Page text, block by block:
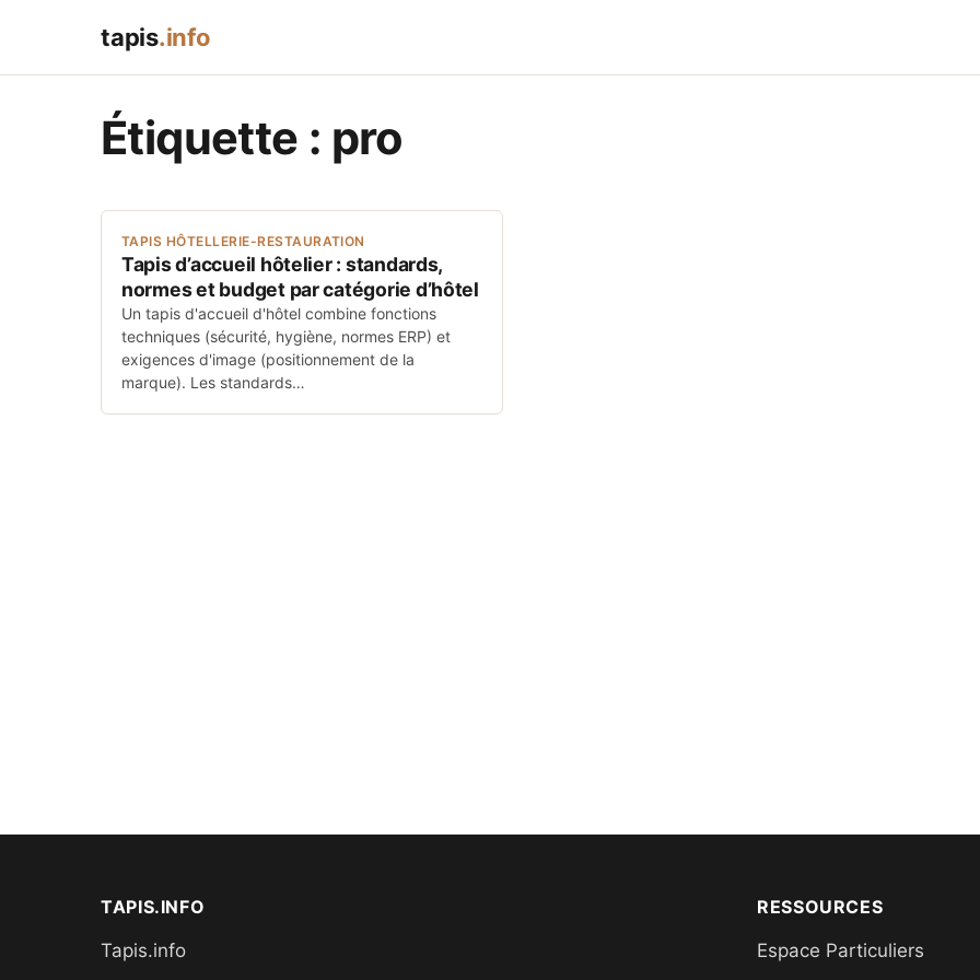
tapis.info
Étiquette : pro
TAPIS HÔTELLERIE-RESTAURATION
Tapis d’accueil hôtelier : standards,
normes et budget par catégorie d’hôtel
Un tapis d'accueil d'hôtel combine fonctions
techniques (sécurité, hygiène, normes ERP) et
exigences d'image (positionnement de la
marque). Les standards…
TAPIS.INFO
Tapis.info
RESSOURCES
Espace Particuliers